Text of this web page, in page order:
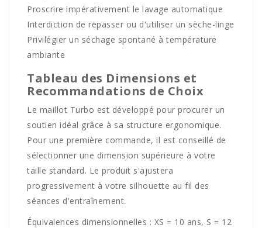
Proscrire impérativement le lavage automatique
Interdiction de repasser ou d'utiliser un sèche-linge
Privilégier un séchage spontané à température
ambiante
Tableau des Dimensions et
Recommandations de Choix
Le maillot Turbo est développé pour procurer un
soutien idéal grâce à sa structure ergonomique.
Pour une première commande, il est conseillé de
sélectionner une dimension supérieure à votre
taille standard. Le produit s'ajustera
progressivement à votre silhouette au fil des
séances d'entraînement.
Équivalences dimensionnelles : XS = 10 ans, S = 12